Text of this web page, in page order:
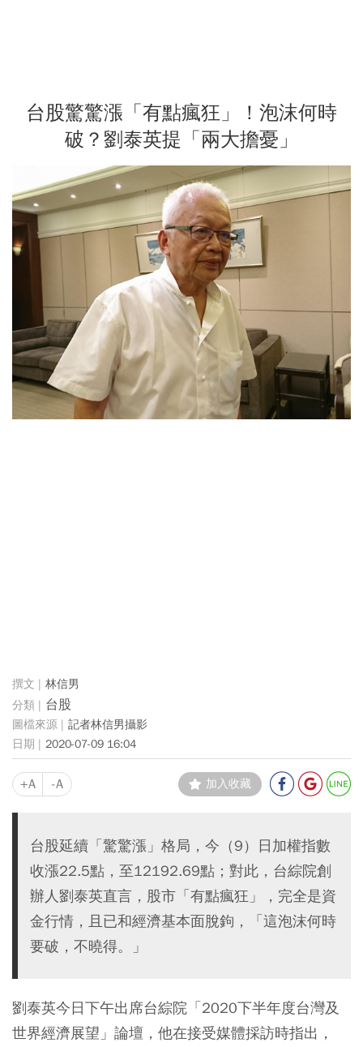
台股驚驚漲「有點瘋狂」！泡沫何時
破？劉泰英提「兩大擔憂」
林信男
台股
記者林信男攝影
2020-07-09 16:04
+A -A 加入收藏
台股延續「驚驚漲」格局，今（9）日加權指數
收漲22.5點，至12192.69點；對此，台綜院創
辦人劉泰英直言，股市「有點瘋狂」，完全是資
金行情，且已和經濟基本面脫鉤，「這泡沫何時
要破，不曉得。」
劉泰英今日下午出席台綜院「2020下半年度台灣及
世界經濟展望」論壇，他在接受媒體採訪時指出，